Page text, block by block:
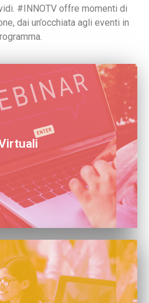
#INNOTV offre momenti di
dai un’occhiata agli eventi in
remoto. Partecipa ovunque tu